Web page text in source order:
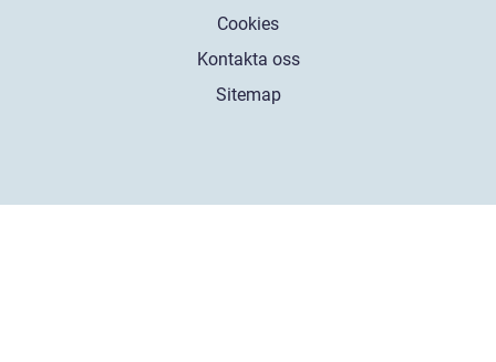
Cookies
Kontakta oss
Sitemap